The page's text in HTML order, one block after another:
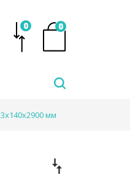
0
0
мм